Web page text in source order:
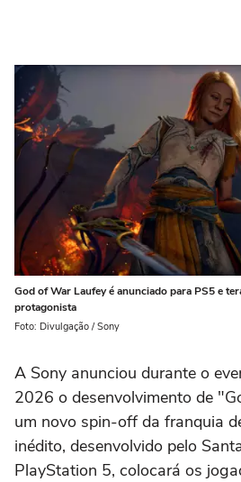
God of War Laufey é anunciado para PS5 e
protagonista
Foto: Divulgação / Sony
A Sony anunciou durante o
2026 o desenvolvimento de
um novo spin-off da franquia
inédito, desenvolvido pelo
PlayStation 5, colocará os